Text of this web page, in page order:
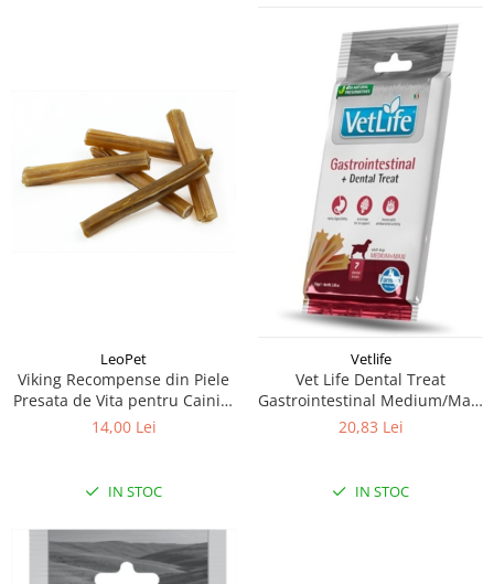
LeoPet
Viking Recompense din Piele
Presata de Vita pentru Caini 5
buc, 12,5 cm, 120 g
14,00 Lei
IN STOC
Vetlife
Vet Life Dental Treat
Gastrointestinal Medium/Maxi
100 g batoane dentare caini
20,83 Lei
IN STOC